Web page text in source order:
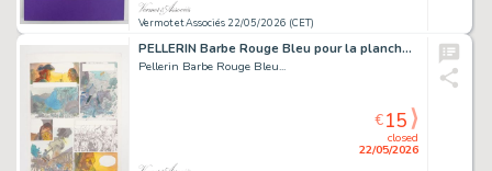
Vermot et Associés 22/05/2026 (CET)
PELLERIN Barbe Rouge Bleu pour la planche 1 1 28 x...
Pellerin Barbe Rouge Bleu...
closed
22/05/2026
€15